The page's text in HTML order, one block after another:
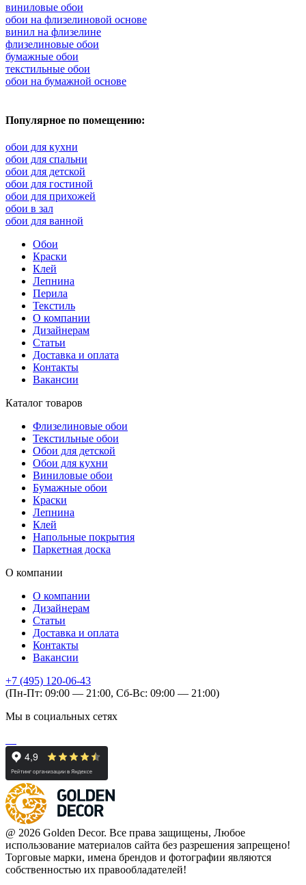
виниловые обои
обои на флизелиновой основе
винил на флизелине
флизелиновые обои
бумажные обои
текстильные обои
обои на бумажной основе
Популярное по помещению:
обои для кухни
обои для спальни
обои для детской
обои для гостиной
обои для прихожей
обои в зал
обои для ванной
Обои
Краски
Клей
Лепнина
Перила
Текстиль
О компании
Дизайнерам
Статьи
Доставка и оплата
Контакты
Вакансии
Каталог товаров
Флизелиновые обои
Текстильные обои
Обои для детской
Обои для кухни
Виниловые обои
Бумажные обои
Краски
Лепнина
Клей
Напольные покрытия
Паркетная доска
О компании
О компании
Дизайнерам
Статьи
Доставка и оплата
Контакты
Вакансии
+7 (495) 120-06-43
(Пн-Пт: 09:00 — 21:00, Сб-Вс: 09:00 — 21:00)
Мы в социальных сетях
@ 2026 Golden Decor. Все права защищены, Любое
использование материалов сайта без разрешения запрещено!
Торговые марки, имена брендов и фотографии являются
собственностью их правообладателей!